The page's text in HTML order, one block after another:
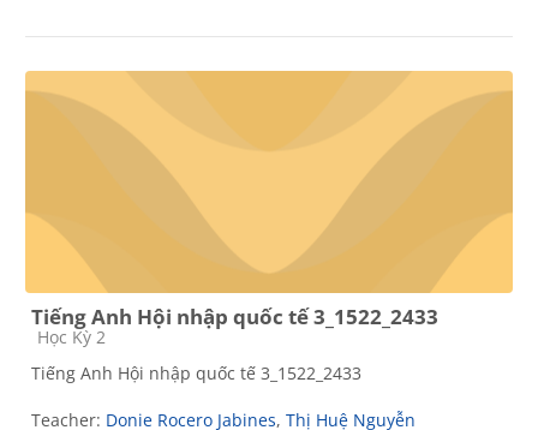
Tiếng Anh Hội nhập quốc tế 3_1522_2433
Course category
Học Kỳ 2
Tiếng Anh Hội nhập quốc tế 3_1522_2433
Teacher: Donie Rocero Jabines, Thị Huệ Nguyễn